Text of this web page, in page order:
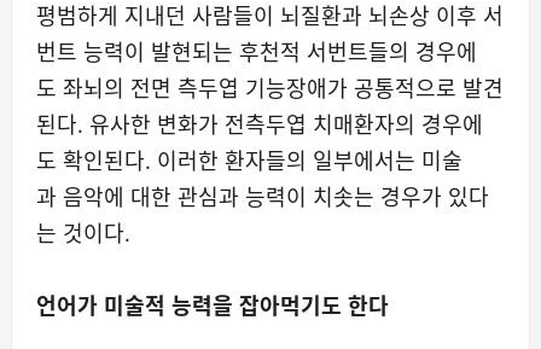
평범하게 지내던 사람들이 뇌질환과 뇌손상 이후 서
번트 능력이 발현되는 후천적 서번트들의 경우에
도 좌뇌의 전면 측두엽 기능장애가 공통적으로 발견
된다. 유사한 변화가 전측두엽 치매환자의 경우에
도 확인된다. 이러한 환자들의 일부에서는 미술
과 음악에 대한 관심과 능력이 치솟는 경우가 있다
는 것이다.
언어가 미술적 능력을 잡아먹기도 한다